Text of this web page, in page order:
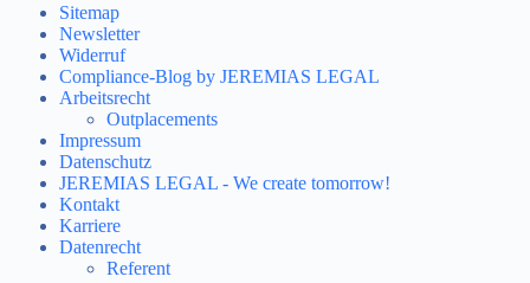
Sitemap
Newsletter
Widerruf
Compliance-Blog by JEREMIAS LEGAL
Arbeitsrecht
Outplacements
Impressum
Datenschutz
JEREMIAS LEGAL - We create tomorrow!
Kontakt
Karriere
Datenrecht
Referent